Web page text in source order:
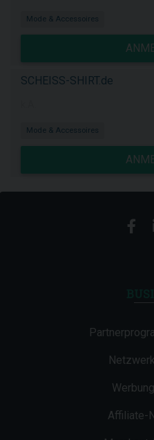
Mode & Accessoires
SCHEISS-SHIRT.de
Mode & Accessoires
Affiliate-